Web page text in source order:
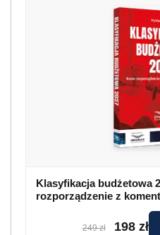
Klasyfikacja budżetowa
rozporządzenie z
249 zł 198 zł